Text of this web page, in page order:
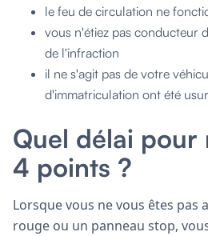
le feu de circulation ne
vous n'étiez pas conducteur
de l'infraction
il ne s'agit pas de votre
d'immatriculation ont été
Quel délai pour
4 points ?
Lorsque vous ne vous êtes pas
rouge ou un panneau stop,